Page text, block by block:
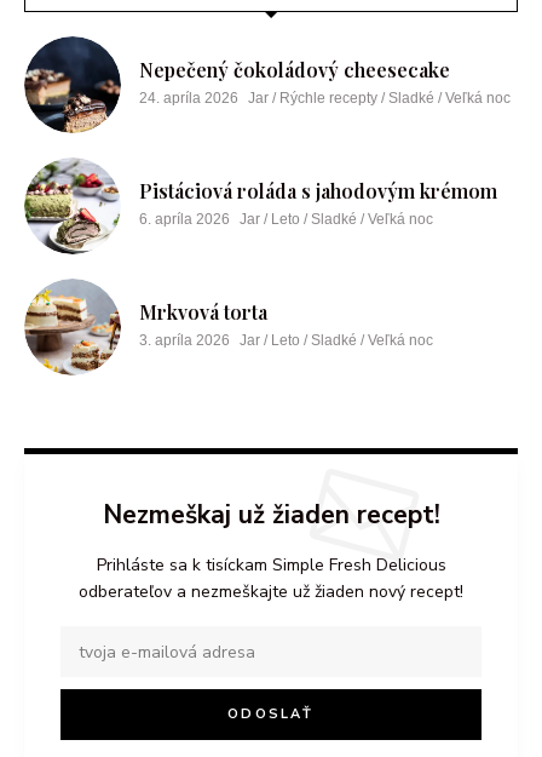
Nepečený čokoládový cheesecake
24. apríla 2026 Jar / Rýchle recepty / Sladké / Veľká noc
Pistáciová roláda s jahodovým krémom
6. apríla 2026 Jar / Leto / Sladké / Veľká noc
Mrkvová torta
3. apríla 2026 Jar / Leto / Sladké / Veľká noc
Nezmeškaj už žiaden recept!
Prihláste sa k tisíckam Simple Fresh Delicious
odberateľov a nezmeškajte už žiaden nový recept!